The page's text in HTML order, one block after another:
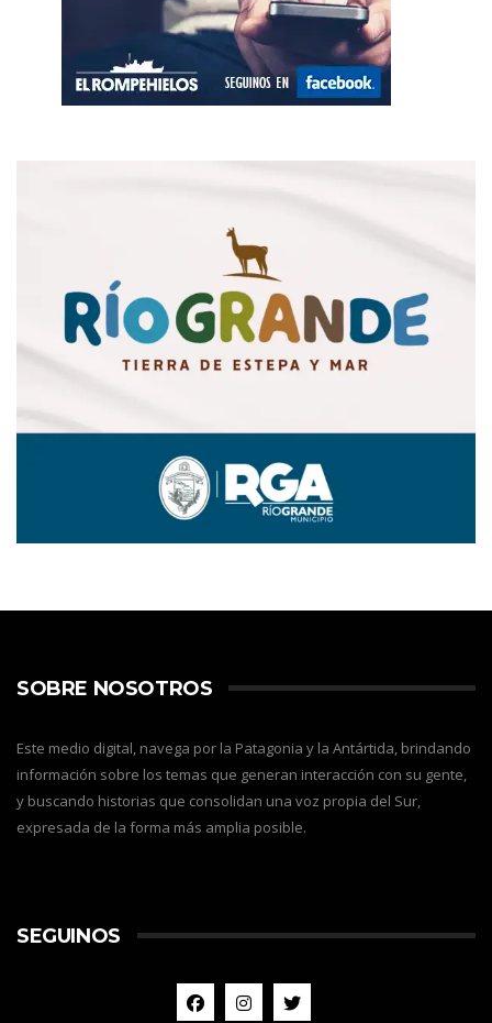
SOBRE NOSOTROS
Este medio digital, navega por la Patagonia y la Antártida, brindando
información sobre los temas que generan interacción con su gente,
y buscando historias que consolidan una voz propia del Sur,
expresada de la forma más amplia posible.
SEGUINOS